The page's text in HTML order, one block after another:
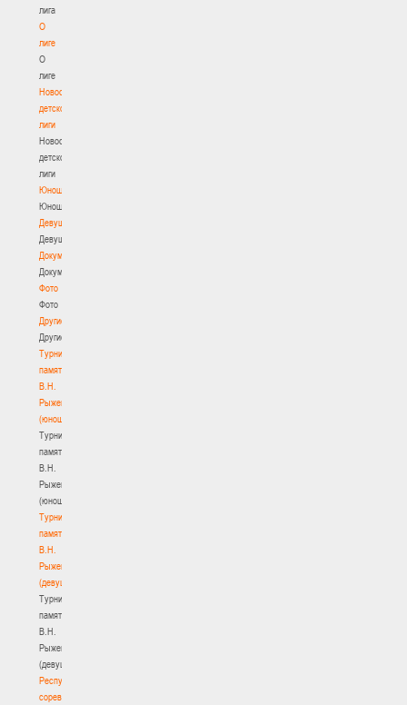
лига
О
лиге
О
лиге
Новости
детской
лиги
Новости
детской
лиги
Юноши
Юноши
Девушки
Девушки
Документы
Документы
Фото
Фото
Другие
Другие
Турнир
памяти
В.Н.
Рыженкова
(юноши)
Турнир
памяти
В.Н.
Рыженкова
(юноши)
Турнир
памяти
В.Н.
Рыженкова
(девушки)
Турнир
памяти
В.Н.
Рыженкова
(девушки)
Республиканские
соревнования